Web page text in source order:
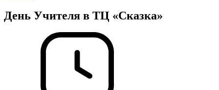
День Учителя в ТЦ «Сказка»